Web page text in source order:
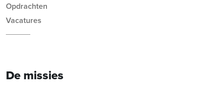
Opdrachten
Vacatures
De missies